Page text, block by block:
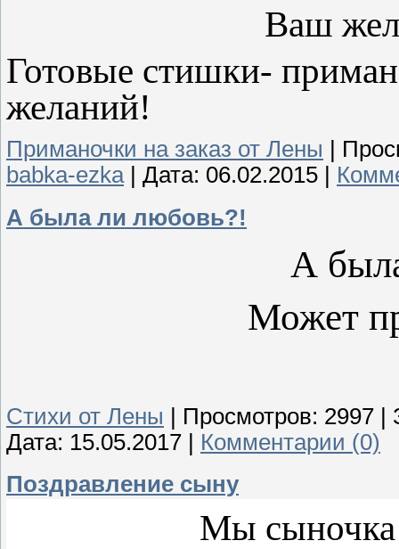
Ваш
Готовые стишки-
желаний!
Приманочки на заказ от Лены
babka-ezka| Дата: 06.02.2015
А была ли любовь?!
А
Может
Стихи от Лены | Просмотров: 2997 |
Дата: 15.05.2017 | Комментарии (0)
Поздравление сыну
Мы